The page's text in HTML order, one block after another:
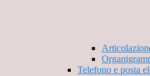
Telefono e posta